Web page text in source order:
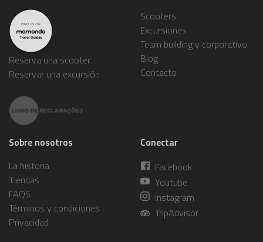
Reserva una scooter
Reservar una excursión
Scooters
Excursiones
Team building y corporativo
Blog
Contacto
Sobre nosotros
La historia
Tiendas
FAQS
Términos y condiciones
Privacidad
Conectar
Facebook
Youtube
Instagram
TripAdvisor